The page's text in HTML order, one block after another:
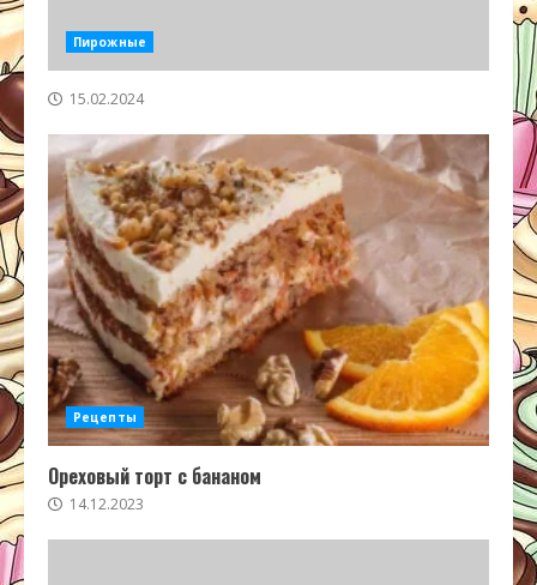
Пирожные
15.02.2024
Рецепты
Ореховый торт с бананом
14.12.2023